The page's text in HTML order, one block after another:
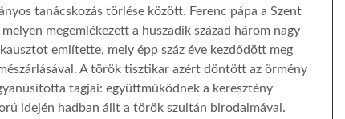
tanácskozás törlése között. Ferenc pápa a Szent
megemlékezett a huszadik század három nagy
említette, mely épp száz éve kezdődött meg
A török tisztikar azért döntött az örmény
tagjai: együttműködnek a keresztény
idején hadban állt a török szultán birodalmával.